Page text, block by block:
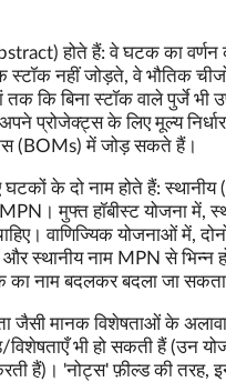
होते हैं: वे घटक का
स्टॉक नहीं जोड़ते, वे भौतिक चीजों
कि बिना स्टॉक वाले पुर्जे भी
प्रोजेक्ट्स के लिए मूल्य
(BOMs) में जोड़ सकते हैं।
घटकों के दो नाम होते हैं:
मुफ्त हॉबीस्ट योजना में,
वाणिज्यिक योजनाओं में,
स्थानीय नाम MPN से भिन्न
का नाम बदलकर बदला जा
जैसी मानक विशेषताओं के
भी हो सकती हैं (उन
हैं)। 'नोट्स' फ़ील्ड की तरह,